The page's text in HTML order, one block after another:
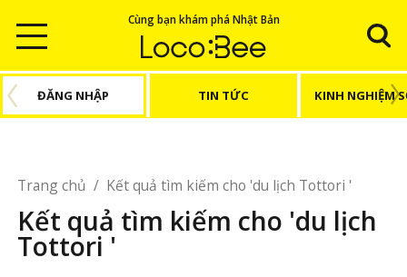
Cùng bạn khám phá Nhật Bản
ĐĂNG NHẬP TIN TỨC KINH NGHIỆM
Trang chủ / Kết quả tìm kiếm cho 'du lịch Tottori '
Kết quả tìm kiếm cho 'du lịch
Tottori '